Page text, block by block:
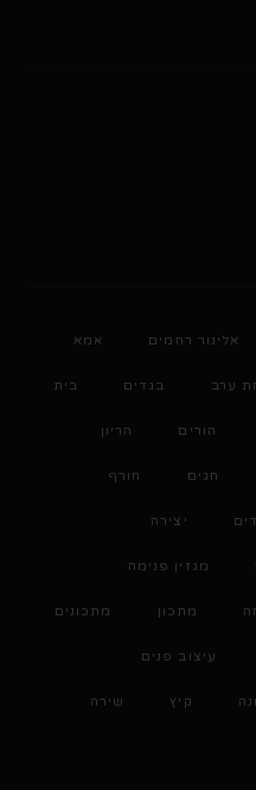
אלינור רחמים אמא
ערב בגדים בית
הורים הריון
חגים חורף
יצירה
מגזין פנימה
מתכון מתכונים
עיצוב פנים
קיץ שירה